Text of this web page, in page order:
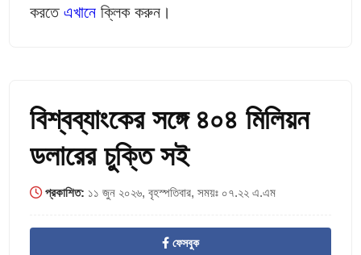
করতেএখানে ক্লিক করুন।
বিশ্বব্যাংকের সঙ্গে ৪০৪ মিলিয়ন
ডলারের চুক্তি সই
প্রকাশিত: ১১ জুন ২০২৬, বৃহস্পতিবার, সময়ঃ ০৭.২২ এ.এম
ফেসবুক